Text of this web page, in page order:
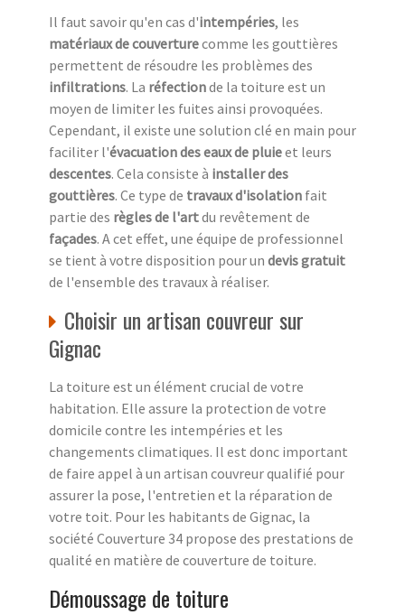
Il faut savoir qu'en cas d'intempéries, les
matériaux de couverturecomme les gouttières
permettent de résoudre les problèmes des
infiltrations. La réfectionde la toiture est un
moyen de limiter les fuites ainsi provoquées.
Cependant, il existe une solution clé en main pour
faciliter l'évacuation des eaux de pluieet leurs
descentes. Cela consiste à installer des
gouttières. Ce type de travaux d'isolation fait
partie des règles de l'artdu revêtement de
façades. A cet effet, une équipe de professionnel
se tient à votre disposition pour un devis gratuit
de l'ensemble des travaux à réaliser.
Choisir un artisan couvreur sur
Gignac
La toiture est un élément crucial de votre
habitation. Elle assure la protection de votre
domicile contre les intempéries et les
changements climatiques. Il est donc important
de faire appel à un artisan couvreur qualifié pour
assurer la pose, l'entretien et la réparation de
votre toit. Pour les habitants de Gignac, la
société Couverture 34 propose des prestations de
qualité en matière de couverture de toiture.
Démoussage de toiture